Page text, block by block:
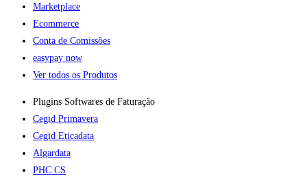
Marketplace
Ecommerce
Conta de Comissões
easypay now
Ver todos os Produtos
Plugins Softwares de Faturação​
Cegid Primavera
Cegid Eticadata
Algardata
PHC CS